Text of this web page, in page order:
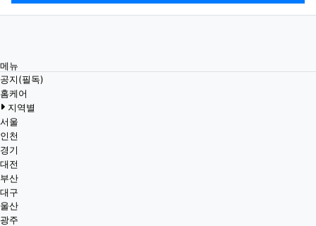
메뉴
공지(필독)
홈케어
지역별
서울
인천
경기
대전
부산
대구
울산
광주